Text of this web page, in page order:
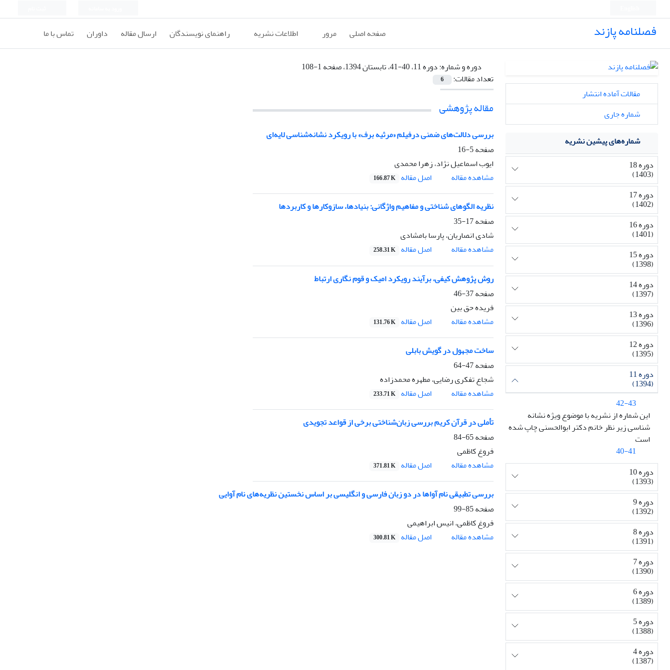
فصلنامه پازند صفحه اصلی مرور اطلاعات نشریه راهنمای نویسندگان ارسال مقاله داوران تماس با ما
دوره و شماره:دوره 11، 40-41، تابستان 1394، صفحه 1-108
تعداد مقالات:
6
مقاله پژوهشی
بررسی دلالت‌های ضمنی درفیلم «مرثیه برف» با رویکرد نشانه‌شناسی لایه‌ای
صفحه5-16
ایوب اسماعیل نژاد، زهرا محمدی
مشاهده مقاله
اصل مقاله 166.87 K
نظریه الگوهای شناختی و مفاهیم واژگانی: بنیادها، سازوکارها و کاربردها
صفحه17-35
شادی انصاریان، پارسا بامشادی
مشاهده مقاله
اصل مقاله 258.31 K
روش پژوهش کیفی، برآیند رویکرد امیک و قوم نگاری ارتباط
صفحه37-46
فریده حق بین
مشاهده مقاله
اصل مقاله 131.76 K
ساخت مجهول در گویش بابلی
صفحه47-64
شجاع تفکری رضایی، مطهره محمدزاده
مشاهده مقاله
اصل مقاله 233.71 K
تأملی در قرآن کریم بررسی زبان‌شناختی برخی از قواعد تجویدی
صفحه65-84
فروغ کاظمی
مشاهده مقاله
اصل مقاله 371.81 K
بررسی تطبیقی نام آواها در دو زبان فارسی و انگلیسی بر اساس نخستین نظریه‌های نام آوایی
صفحه85-99
فروغ کاظمی، انیس ابراهیمی
مشاهده مقاله
اصل مقاله 300.81 K
مقالات آماده انتشار
شماره جاری
شماره‌های پیشین نشریه
دوره 18
(1403)
دوره 17
(1402)
دوره 16
(1401)
دوره 15
(1398)
دوره 14
(1397)
دوره 13
(1396)
دوره 12
(1395)
دوره 11
(1394)
42-43
این شماره از نشریه با موضوع ویژه نشانه
شناسی زیر نظر خانم دکتر ابوالحسنی چاپ شده
است
40-41
دوره 10
(1393)
دوره 9
(1392)
دوره 8
(1391)
دوره 7
(1390)
دوره 6
(1389)
دوره 5
(1388)
دوره 4
(1387)